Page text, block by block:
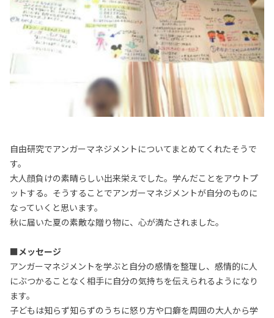
自由研究でアンガーマネジメントについてまとめてくれたそうで
す。
大人顔負けの素晴らしい出来栄えでした。学んだことをアウトプ
ットする。そうすることでアンガーマネジメントが自分のものに
なっていくと思います。
秋に届いた夏の素敵な贈り物に、心が満たされました。
■メッセージ
アンガーマネジメントを学ぶと自分の感情を整理し、感情的に人
にぶつかることなく相手に自分の気持ちを伝えられるようになり
ます。
子どもは知らず知らずのうちに怒り方や口癖を周囲の大人から学